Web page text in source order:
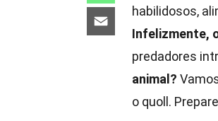
habilidosos,
Infelizmente,
predadores
animal?
o quoll.